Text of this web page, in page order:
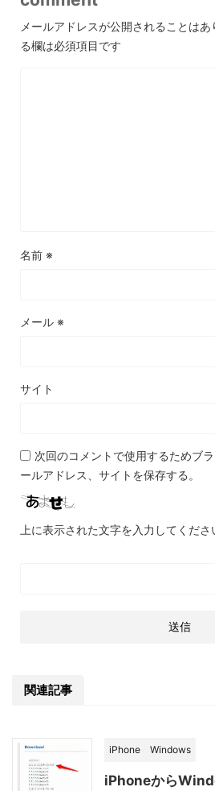
メールアドレスが公開されることはあ
る欄は必須項目です
名前 ※
メール ※
サイト
次回のコメントで使用するためブ
ールアドレス、サイトを保存する。
上に表示された文字を入力してくださ
関連記事
iPhone Windows
iPhoneから